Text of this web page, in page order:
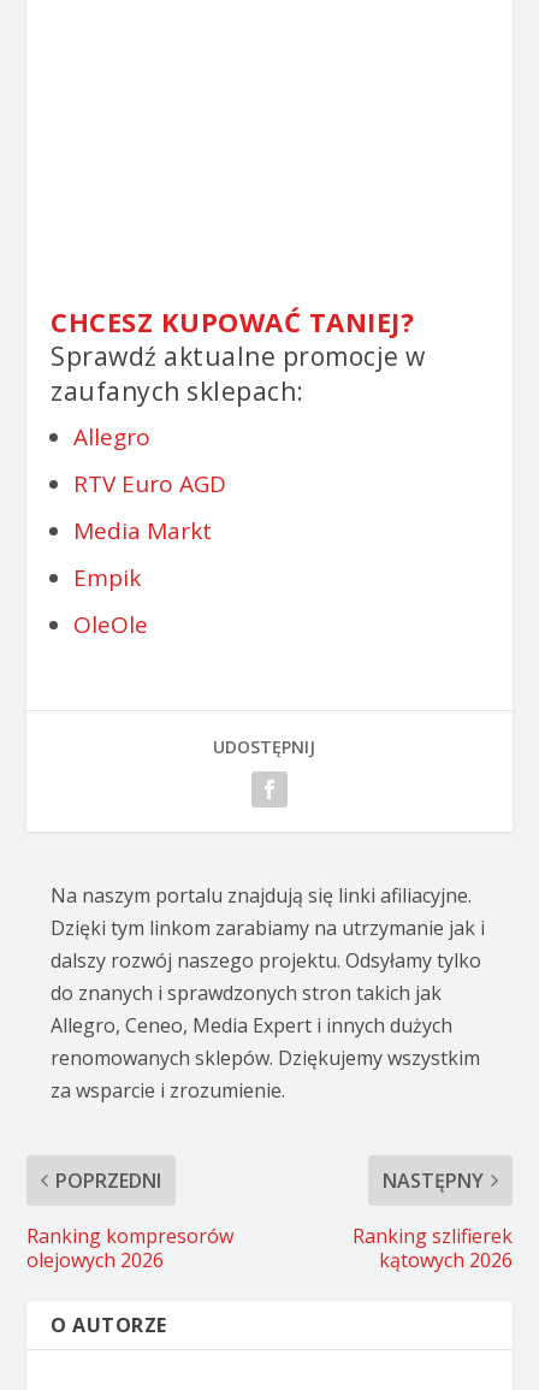
CHCESZ KUPOWAĆ TANIEJ?
Sprawdź aktualne promocje w
zaufanych sklepach:
Allegro
RTV Euro AGD
Media Markt
Empik
OleOle
UDOSTĘPNIJ
Na naszym portalu znajdują się linki afiliacyjne.
Dzięki tym linkom zarabiamy na utrzymanie jak i
dalszy rozwój naszego projektu. Odsyłamy tylko
do znanych i sprawdzonych stron takich jak
Allegro, Ceneo, Media Expert i innych dużych
renomowanych sklepów. Dziękujemy wszystkim
za wsparcie i zrozumienie.
POPRZEDNI
Ranking kompresorów
olejowych 2026
NASTĘPNY
Ranking szlifierek
kątowych 2026
O AUTORZE